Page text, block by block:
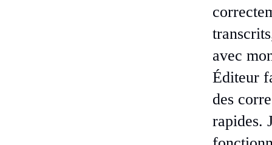
avec
Éditeur
des
rapides.